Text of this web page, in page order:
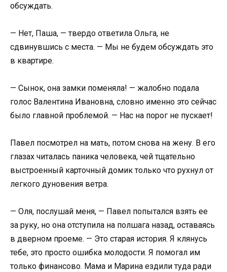
обсуждать.
— Нет, Паша, — твердо ответила Ольга, не
сдвинувшись с места. — Мы не будем обсуждать это
в квартире.
— Сынок, она замки поменяла! — жалобно подала
голос Валентина Ивановна, словно именно это сейчас
было главной проблемой. — Нас на порог не пускает!
Павел посмотрел на мать, потом снова на жену. В его
глазах читалась паника человека, чей тщательно
выстроенный карточный домик только что рухнул от
легкого дуновения ветра.
— Оля, послушай меня, — Павел попытался взять ее
за руку, но она отступила на полшага назад, оставаясь
в дверном проеме. — Это старая история. Я клянусь
тебе, это просто ошибка молодости. Я помогал им
только финансово. Мама и Марина ездили туда ради